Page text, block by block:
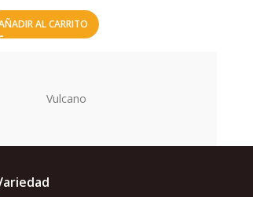
AL CARRITO
Uriarte